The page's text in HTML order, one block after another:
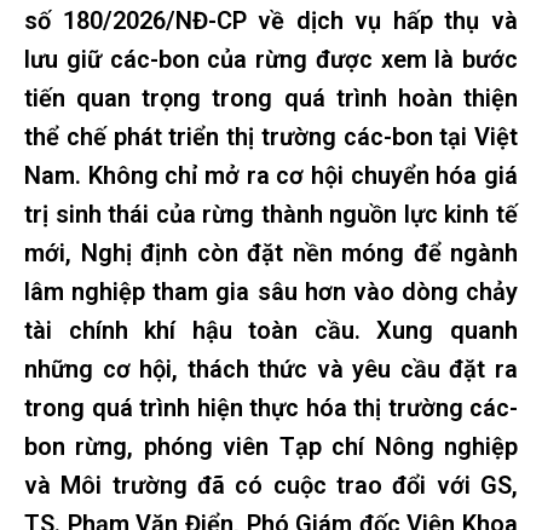
số 180/2026/NĐ-CP về dịch vụ hấp thụ và
lưu giữ các-bon của rừng được xem là bước
tiến quan trọng trong quá trình hoàn thiện
thể chế phát triển thị trường các-bon tại Việt
Nam. Không chỉ mở ra cơ hội chuyển hóa giá
trị sinh thái của rừng thành nguồn lực kinh tế
mới, Nghị định còn đặt nền móng để ngành
lâm nghiệp tham gia sâu hơn vào dòng chảy
tài chính khí hậu toàn cầu. Xung quanh
những cơ hội, thách thức và yêu cầu đặt ra
trong quá trình hiện thực hóa thị trường các-
bon rừng, phóng viên Tạp chí Nông nghiệp
và Môi trường đã có cuộc trao đổi với GS,
TS. Phạm Văn Điển, Phó Giám đốc Viện Khoa